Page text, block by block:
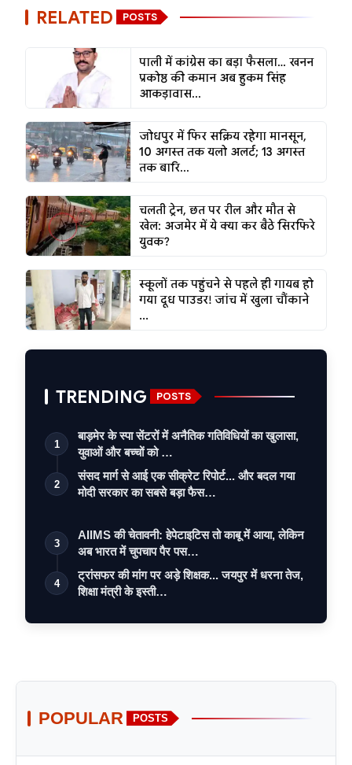
RELATED POSTS
पाली में कांग्रेस का बड़ा फैसला… खनन
प्रकोष्ठ की कमान अब हुकम सिंह
आकड़ावास...
जोधपुर में फिर सक्रिय रहेगा मानसून,
10 अगस्त तक यलो अलर्ट; 13 अगस्त
तक बारि...
चलती ट्रेन, छत पर रील और मौत से
खेल: अजमेर में ये क्या कर बैठे सिरफिरे
युवक?
स्कूलों तक पहुंचने से पहले ही गायब हो
गया दूध पाउडर! जांच में खुला चौंकाने
...
TRENDING POSTS
1
बाड़मेर के स्पा सेंटरों में अनैतिक गतिविधियों का खुलासा,
युवाओं और बच्चों को …
2
संसद मार्ग से आई एक सीक्रेट रिपोर्ट... और बदल गया
मोदी सरकार का सबसे बड़ा फैस…
3
AIIMS की चेतावनी: हेपेटाइटिस तो काबू में आया, लेकिन
अब भारत में चुपचाप पैर पस…
4
ट्रांसफर की मांग पर अड़े शिक्षक... जयपुर में धरना तेज,
शिक्षा मंत्री के इस्ती…
POPULAR POSTS